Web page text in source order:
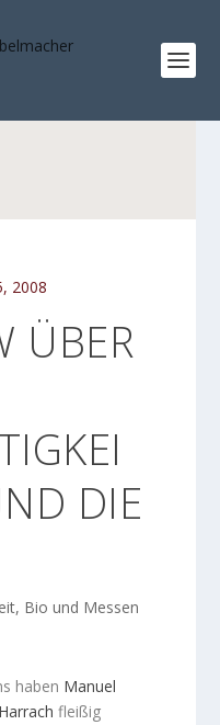
2008
ÜBER
DIE
Bio und Messen
haben Manuel
fleißig